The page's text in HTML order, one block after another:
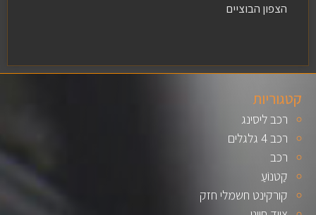
הצפון הבוציים
קטגוריות
רכב ליסינג
רכב 4 גלגלים
רכב
קַטנוֹעַ
קורקינט חשמלי חזק